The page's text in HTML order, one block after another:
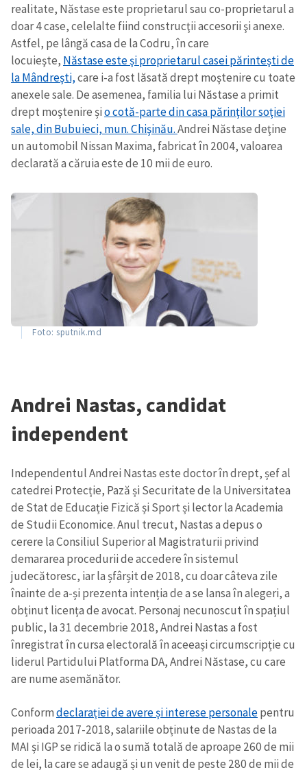
realitate, Năstase este proprietarul sau co-proprietarul a
doar 4 case, celelalte fiind construcţii accesorii şi anexe.
Astfel, pe lângă casa de la Codru, în care
locuieşte, Năstase este şi proprietarul casei părinteşti de
la Mândreşti,care i-a fost lăsată drept moştenire cu toate
anexele sale. De asemenea, familia lui Năstase a primit
drept moştenire șio cotă-parte din casa părinţilor soţiei
sale, din Bubuieci, mun. Chişinău.Andrei Năstase deţine
un automobil Nissan Maxima, fabricat în 2004, valoarea
declarată a căruia este de 10 mii de euro.
Foto: sputnik.md
Andrei Nastas, candidat
independent
Independentul Andrei Nastas este doctor în drept, șef al
catedrei Protecție, Pază și Securitate de la Universitatea
de Stat de Educație Fizică și Sport și lector la Academia
de Studii Economice. Anul trecut, Nastas a depus o
cerere la Consiliul Superior al Magistraturii privind
demararea procedurii de accedere în sistemul
judecătoresc, iar la șfârșit de 2018, cu doar câteva zile
înainte de a-și prezenta intenția de a se lansa în alegeri, a
obținut licența de avocat. Personaj necunoscut în spațiul
public, la 31 decembrie 2018, Andrei Nastas a fost
înregistrat în cursa electorală în aceeași circumscripție cu
liderul Partidului Platforma DA, Andrei Năstase, cu care
are nume asemănător.
Conformdeclarației de avere și interese personalepentru
perioada 2017-2018, salariile obținute de Nastas de la
MAI și IGP se ridică la o sumă totală de aproape 260 de mii
de lei, la care se adaugă și un venit de peste 280 de mii de